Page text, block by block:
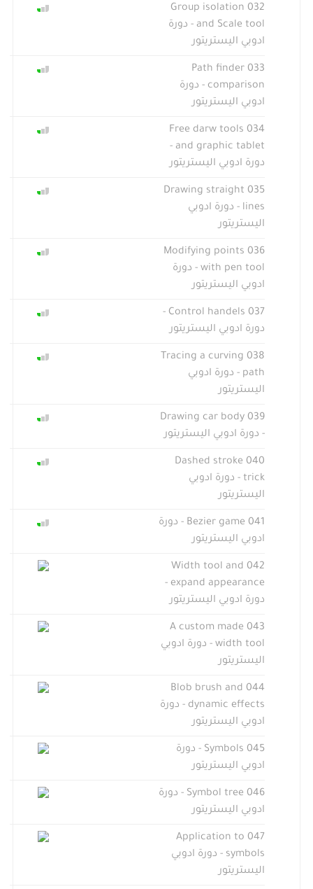
032 Group isolation
and Scale tool - دورة
ادوبي اليستريتور
033 Path finder
comparison - دورة
ادوبي اليستريتور
034 Free darw tools
and graphic tablet -
دورة ادوبي اليستريتور
035 Drawing straight
lines - دورة ادوبي
اليستريتور
036 Modifying points
with pen tool - دورة
ادوبي اليستريتور
037 Control handels -
دورة ادوبي اليستريتور
038 Tracing a curving
path - دورة ادوبي
اليستريتور
039 Drawing car body
- دورة ادوبي اليستريتور
040 Dashed stroke
trick - دورة ادوبي
اليستريتور
041 Bezier game - دورة
ادوبي اليستريتور
042 Width tool and
expand appearance -
دورة ادوبي اليستريتور
043 A custom made
width tool - دورة ادوبي
اليستريتور
044 Blob brush and
dynamic effects - دورة
ادوبي اليستريتور
045 Symbols - دورة
ادوبي اليستريتور
046 Symbol tree - دورة
ادوبي اليستريتور
047 Application to
symbols - دورة ادوبي
اليستريتور